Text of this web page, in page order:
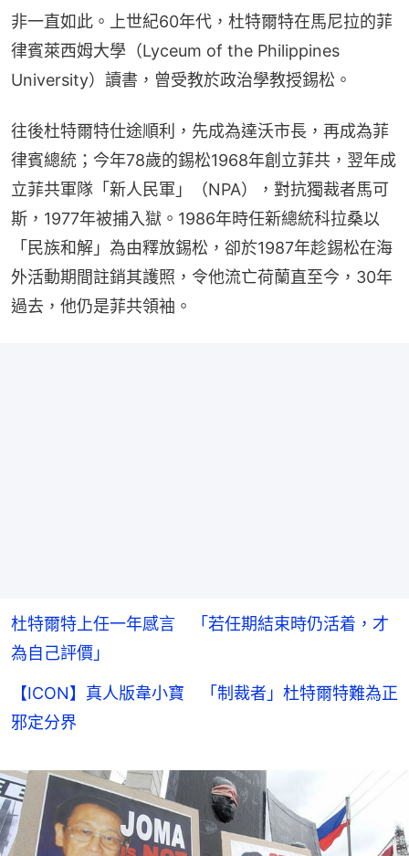
非一直如此。上世紀60年代，杜特爾特在馬尼拉的菲
律賓萊西姆大學（Lyceum of the Philippines
University）讀書，曾受教於政治學教授錫松。
往後杜特爾特仕途順利，先成為達沃市長，再成為菲
律賓總統；今年78歲的錫松1968年創立菲共，翌年成
立菲共軍隊「新人民軍」（NPA），對抗獨裁者馬可
斯，1977年被捕入獄。1986年時任新總統科拉桑以
「民族和解」為由釋放錫松，卻於1987年趁錫松在海
外活動期間註銷其護照，令他流亡荷蘭直至今，30年
過去，他仍是菲共領袖。
杜特爾特上任一年感言 「若任期結束時仍活着，才
為自己評價」
【ICON】真人版韋小寶 「制裁者」杜特爾特難為正
邪定分界